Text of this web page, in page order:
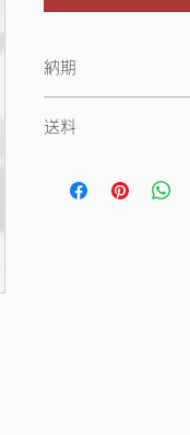
納期
納期を早めたいお客
送料